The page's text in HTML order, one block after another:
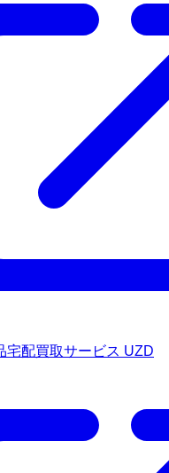
宅配買取サービス UZD